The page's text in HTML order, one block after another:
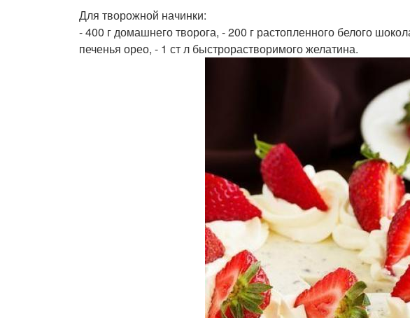
Для творожной начинки:
- 400 г домашнего творога, - 200 г растопленного белого
печенья орео, - 1 ст л быстрорастворимого желатина.